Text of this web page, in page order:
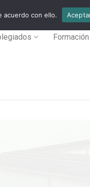
Formación
acuerdo con ello.